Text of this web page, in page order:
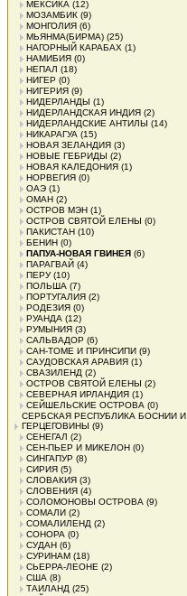
МЕКСИКА (12)
МОЗАМБИК (9)
МОНГОЛИЯ (6)
МЬЯНМА(БИРМА) (25)
НАГОРНЫЙ КАРАБАХ (1)
НАМИБИЯ (0)
НЕПАЛ (18)
НИГЕР (0)
НИГЕРИЯ (9)
НИДЕРЛАНДЫ (1)
НИДЕРЛАНДСКАЯ ИНДИЯ (2)
НИДЕРЛАНДСКИЕ АНТИЛЫ (14)
НИКАРАГУА (15)
НОВАЯ ЗЕЛАНДИЯ (3)
НОВЫЕ ГЕБРИДЫ (2)
НОВАЯ КАЛЕДОНИЯ (1)
НОРВЕГИЯ (0)
ОАЭ (1)
ОМАН (2)
ОСТРОВ МЭН (1)
ОСТРОВ СВЯТОЙ ЕЛЕНЫ (0)
ПАКИСТАН (10)
БЕНИН (0)
ПАПУА-НОВАЯ ГВИНЕЯ (6)
ПАРАГВАЙ (4)
ПЕРУ(10)
ПОЛЬША (7)
ПОРТУГАЛИЯ (2)
РОДЕЗИЯ (0)
РУАНДА (12)
РУМЫНИЯ (3)
САЛЬВАДОР (6)
САН-ТОМЕ И ПРИНСИПИ (9)
САУДОВСКАЯ АРАВИЯ (1)
СВАЗИЛЕНД (2)
ОСТРОВ СВЯТОЙ ЕЛЕНЫ (2)
СЕВЕРНАЯ ИРЛАНДИЯ (1)
СЕЙШЕЛЬСКИЕ ОСТРОВА (0)
СЕРБСКАЯ РЕСПУБЛИКА БОСНИИ И
ГЕРЦЕГОВИНЫ (9)
СЕНЕГАЛ (2)
СЕН-ПЬЕР И МИКЕЛОН (0)
СИНГАПУР (8)
СИРИЯ (5)
СЛОВАКИЯ (3)
СЛОВЕНИЯ (4)
СОЛОМОНОВЫ ОСТРОВА (9)
СОМАЛИ (2)
СОМАЛИЛЕНД (2)
СОНОРА (0)
СУДАН (6)
СУРИНАМ (18)
СЬЕРРА-ЛЕОНЕ (2)
США (8)
ТАИЛАНД (25)